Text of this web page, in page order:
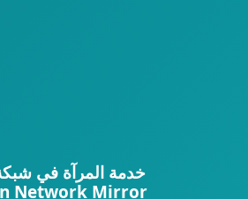
خدمة المرآة في
Network Mirror